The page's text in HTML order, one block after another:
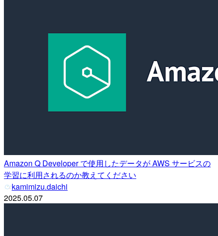
Amazon Q Developer で使用したデータが AWS サービスの
学習に利用されるのか教えてください
kamimizu.daichi
2025.05.07